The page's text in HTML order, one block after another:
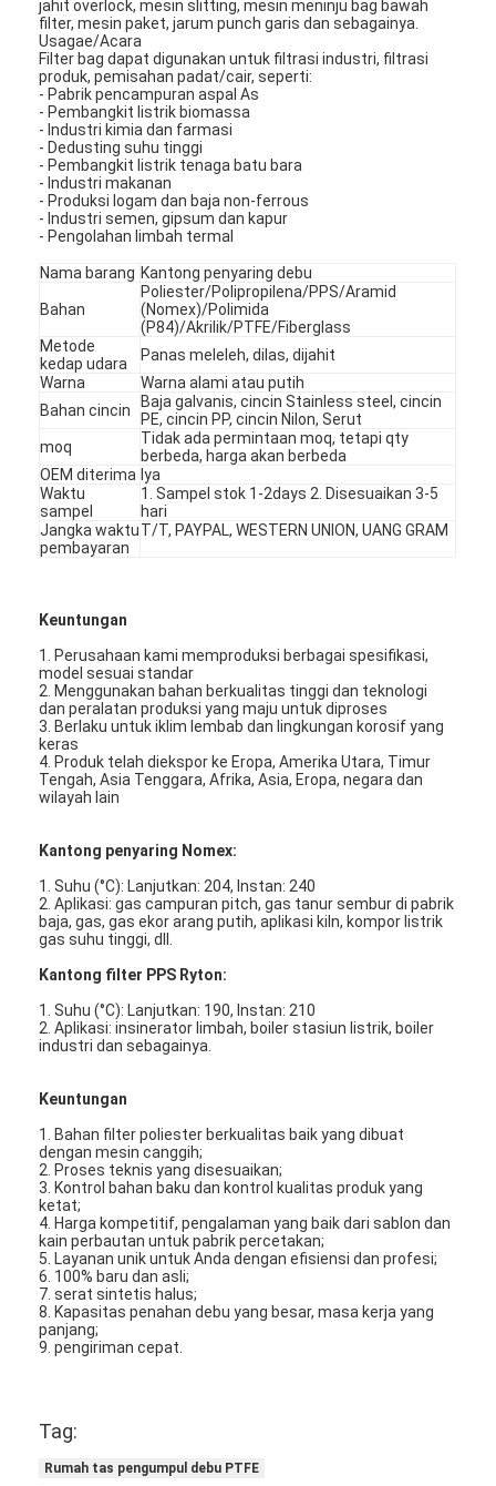
Rumah
Produk
Video
Tentang kami
Kontrol Kualitas
Hubungi Kami
Berita
bicara sekarang
Mesin Pembuat Filter Udara
Mesin Manufaktur Filter Udara
Mesin Memukau Otomatis
Mesin Memukau Semi Otomatis
Frame Welder
Filter Hepa AC
Filter Pembersih Udara
Filter Tas Aluminium
Filter Kantong Debu
Mesin Lipat Origami
Filter udara Mesin pembuatan kerangka
jahit overlock, mesin slitting, mesin meninju bag bawah
filter, mesin paket, jarum punch garis dan sebagainya.
Usagae/Acara
Filter bag dapat digunakan untuk filtrasi industri, filtrasi
produk, pemisahan padat/cair, seperti:
- Pabrik pencampuran aspal As
- Pembangkit listrik biomassa
- Industri kimia dan farmasi
- Dedusting suhu tinggi
- Pembangkit listrik tenaga batu bara
- Industri makanan
- Produksi logam dan baja non-ferrous
- Industri semen, gipsum dan kapur
- Pengolahan limbah termal
Nama barang Kantong penyaring debu
Bahan
Poliester/Polipropilena/PPS/Aramid
(Nomex)/Polimida
(P84)/Akrilik/PTFE/Fiberglass
Metode
kedap udara
Panas meleleh, dilas, dijahit
Warna
Warna alami atau putih
Bahan cincin
Baja galvanis, cincin Stainless steel, cincin
PE, cincin PP, cincin Nilon, Serut
moq
Tidak ada permintaan moq, tetapi qty
berbeda, harga akan berbeda
OEM diterima Iya
Waktu
sampel
1. Sampel stok 1-2days 2. Disesuaikan 3-5
hari
Jangka waktu
pembayaran
T/T, PAYPAL, WESTERN UNION, UANG GRAM
Keuntungan
1. Perusahaan kami memproduksi berbagai spesifikasi,
model sesuai standar
2. Menggunakan bahan berkualitas tinggi dan teknologi
dan peralatan produksi yang maju untuk diproses
3. Berlaku untuk iklim lembab dan lingkungan korosif yang
keras
4. Produk telah diekspor ke Eropa, Amerika Utara, Timur
Tengah, Asia Tenggara, Afrika, Asia, Eropa, negara dan
wilayah lain
Kantong penyaring Nomex:
1. Suhu (°C): Lanjutkan: 204, Instan: 240
2. Aplikasi: gas campuran pitch, gas tanur sembur di pabrik
baja, gas, gas ekor arang putih, aplikasi kiln, kompor listrik
gas suhu tinggi, dll.
Kantong filter PPS Ryton:
1. Suhu (°C): Lanjutkan: 190, Instan: 210
2. Aplikasi: insinerator limbah, boiler stasiun listrik, boiler
industri dan sebagainya.
Keuntungan
1. Bahan filter poliester berkualitas baik yang dibuat
dengan mesin canggih;
2. Proses teknis yang disesuaikan;
3. Kontrol bahan baku dan kontrol kualitas produk yang
ketat;
4. Harga kompetitif, pengalaman yang baik dari sablon dan
kain perbautan untuk pabrik percetakan;
5. Layanan unik untuk Anda dengan efisiensi dan profesi;
6. 100% baru dan asli;
7. serat sintetis halus;
8. Kapasitas penahan debu yang besar, masa kerja yang
panjang;
9. pengiriman cepat.
Tag:
Rumah tas pengumpul debu PTFE